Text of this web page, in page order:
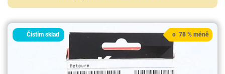
Čistím sklad o 78 % méně